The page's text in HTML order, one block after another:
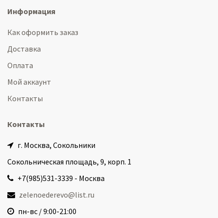
Информация
Как оформить заказ
Доставка
Оплата
Мой аккаунт
Контакты
Контакты
г. Москва, Сокольники
Сокольническая площадь, 9, корп. 1
+7(985)531-3339 - Москва
zelenoederevo@list.ru
пн-вс / 9:00-21:00